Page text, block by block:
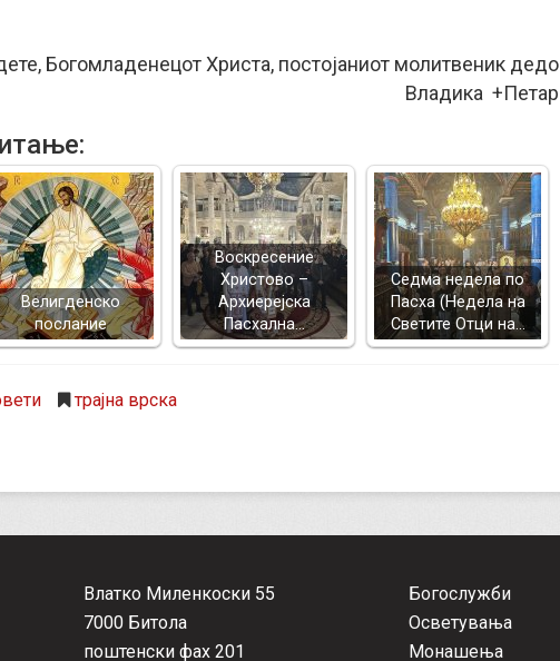
Богомладенецот Христа, постојаниот молитвеник дедо
Владика +Петар
Велигденско
послание
Воскресение
Христово –
Архиерејска
Пасхална…
Седма недела по
Пасха (Недела на
Светите Отци на…
трајна врска
Влатко Миленкоски 55
7000 Битола
поштенски фах 201
Богослужби
Осветувања
Монашења